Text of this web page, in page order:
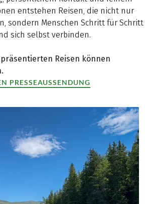
entstehen Reisen, die nicht nur
sondern Menschen Schritt für Schritt
sich selbst verbinden.
Reisen können
PRESSEAUSSENDUNG